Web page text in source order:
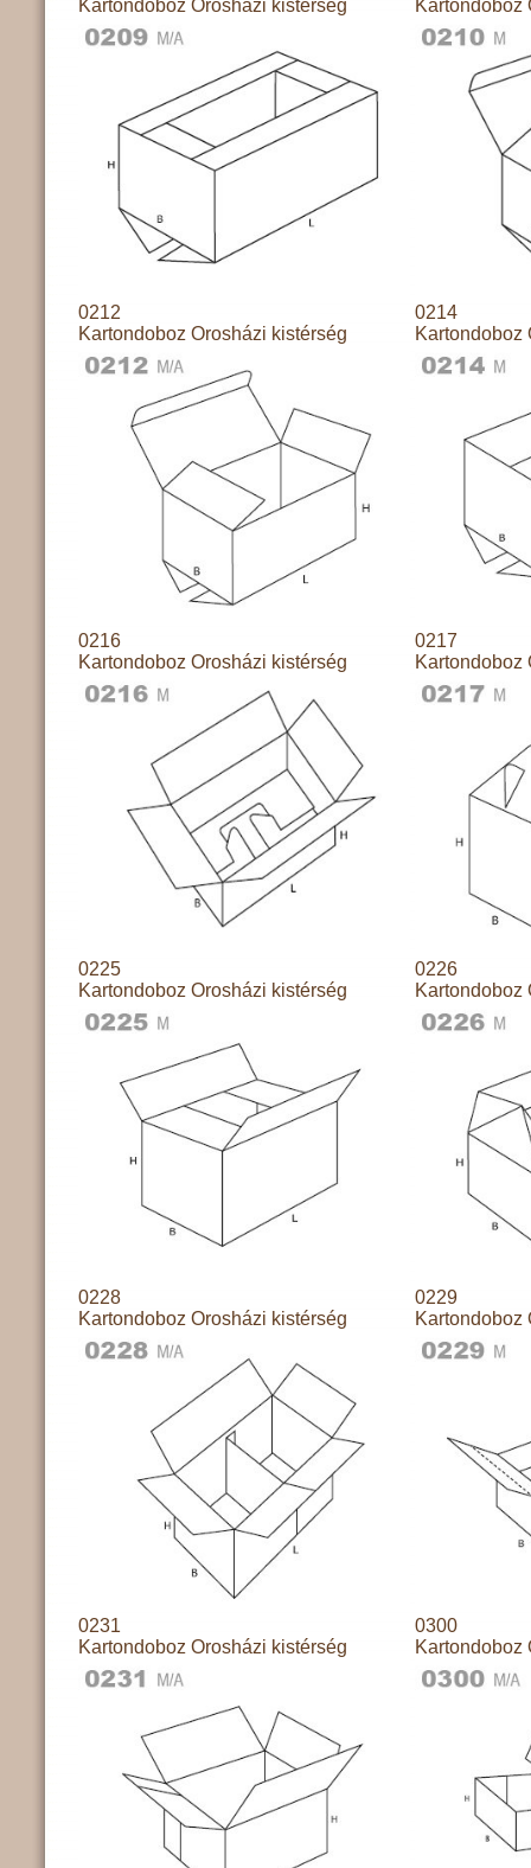
Kartondoboz Orosházi kistérség
Kartondoboz
0212
Kartondoboz Orosházi kistérség
0214
Kartondoboz
0216
Kartondoboz Orosházi kistérség
0217
Kartondoboz
0225
Kartondoboz Orosházi kistérség
0226
Kartondoboz
0228
Kartondoboz Orosházi kistérség
0229
Kartondoboz
0231
Kartondoboz Orosházi kistérség
0300
Kartondoboz